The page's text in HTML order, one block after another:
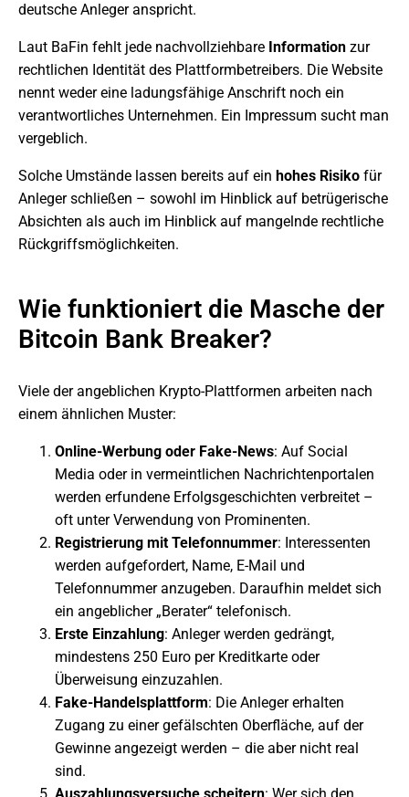
deutsche Anleger anspricht.
Laut BaFin fehlt jede nachvollziehbare Information zur
rechtlichen Identität des Plattformbetreibers. Die Website
nennt weder eine ladungsfähige Anschrift noch ein
verantwortliches Unternehmen. Ein Impressum sucht man
vergeblich.
Solche Umstände lassen bereits auf ein hohes Risiko für
Anleger schließen – sowohl im Hinblick auf betrügerische
Absichten als auch im Hinblick auf mangelnde rechtliche
Rückgriffsmöglichkeiten.
Wie funktioniert die Masche der
Bitcoin Bank Breaker?
Viele der angeblichen Krypto-Plattformen arbeiten nach
einem ähnlichen Muster:
Online-Werbung oder Fake-News: Auf Social
Media oder in vermeintlichen Nachrichtenportalen
werden erfundene Erfolgsgeschichten verbreitet –
oft unter Verwendung von Prominenten.
Registrierung mit Telefonnummer: Interessenten
werden aufgefordert, Name, E-Mail und
Telefonnummer anzugeben. Daraufhin meldet sich
ein angeblicher „Berater“ telefonisch.
Erste Einzahlung: Anleger werden gedrängt,
mindestens 250 Euro per Kreditkarte oder
Überweisung einzuzahlen.
Fake-Handelsplattform: Die Anleger erhalten
Zugang zu einer gefälschten Oberfläche, auf der
Gewinne angezeigt werden – die aber nicht real
sind.